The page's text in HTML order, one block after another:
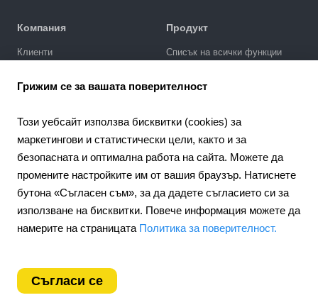
Компания
Клиенти
Продукт
Списък на всички функции
SEO промотиране
Цени
Поддръжка
Портал за поддръжка
Напишете запитване
Партньорска програма
Грижим се за вашата поверителност
Този уебсайт използва бисквитки (cookies) за
маркетингови и статистически цели, както и за
безопасната и оптимална работа на сайта. Можете да
промените настройките им от вашия браузър. Натиснете
бутона «Съгласен съм», за да дадете съгласието си за
използване на бисквитки. Повече информация можете да
намерите на страницата Политика за поверителност.
Съгласи се